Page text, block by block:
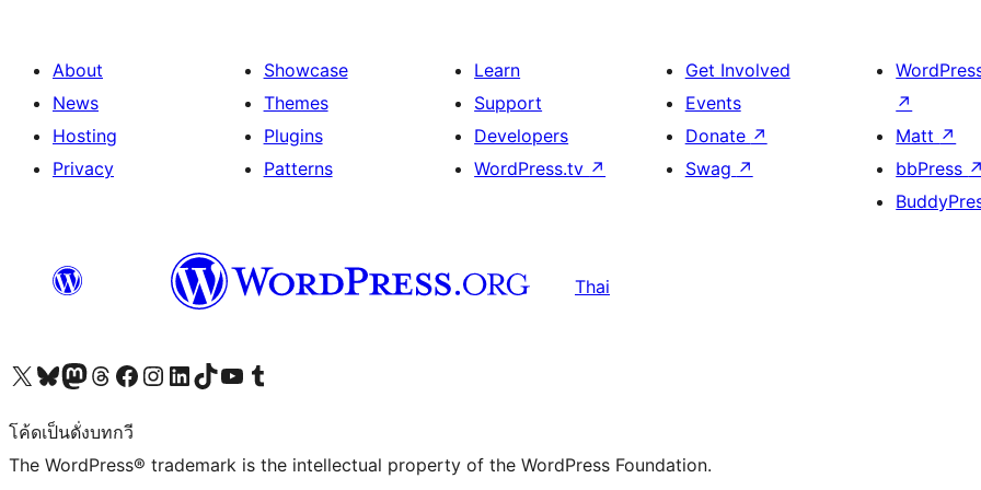
About
News
Hosting
Privacy
Showcase
Themes
Plugins
Patterns
Learn
Support
Developers
WordPress.tv ↗
Get Involved
Events
Donate ↗
Swag ↗
↗
Matt ↗
bbPress ↗
Thai
Visit our X (formerly Twitter) account
Visit our Bluesky account
Visit our Mastodon account
Visit our Threads account
Visit our Facebook page
Visit our Instagram account
Visit our LinkedIn account
Visit our TikTok account
Visit our YouTube channel
Visit our Tumblr account
โค้ดเป็นดั่งบทกวี
The WordPress® trademark is the intellectual property of the WordPress Foundation.